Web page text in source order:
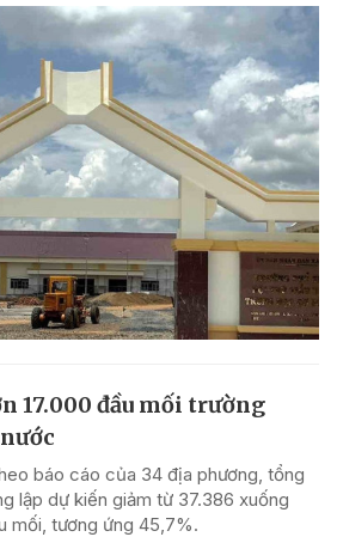
17.000 đầu mối trường
báo cáo của 34 địa phương, tổng
lập dự kiến giảm từ 37.386 xuống
mối, tương ứng 45,7%.